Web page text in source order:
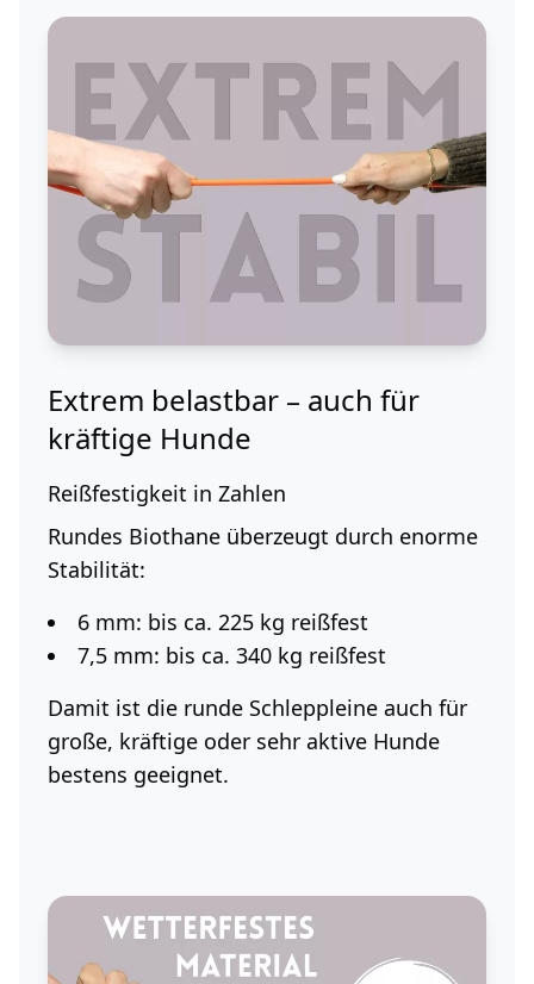
Extrem belastbar – auch für
kräftige Hunde
Reißfestigkeit in Zahlen
Rundes Biothane überzeugt durch enorme
Stabilität:
6 mm: bis ca. 225 kg reißfest
7,5 mm: bis ca. 340 kg reißfest
Damit ist die runde Schleppleine auch für
große, kräftige oder sehr aktive Hunde
bestens geeignet.